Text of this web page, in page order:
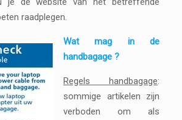
raadplegen.
Wat mag in de
handbagage ?
Regels handbagage:
sommige artikelen zijn
verboden om als